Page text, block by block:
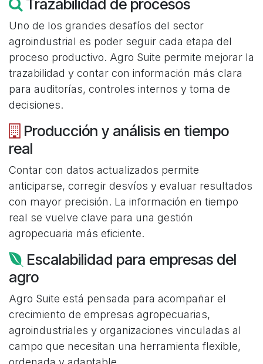
Trazabilidad de procesos
Uno de los grandes desafíos del sector
agroindustrial es poder seguir cada etapa del
proceso productivo. Agro Suite permite mejorar la
trazabilidad y contar con información más clara
para auditorías, controles internos y toma de
decisiones.
Producción y análisis en tiempo
real
Contar con datos actualizados permite
anticiparse, corregir desvíos y evaluar resultados
con mayor precisión. La información en tiempo
real se vuelve clave para una gestión
agropecuaria más eficiente.
Escalabilidad para empresas del
agro
Agro Suite está pensada para acompañar el
crecimiento de empresas agropecuarias,
agroindustriales y organizaciones vinculadas al
campo que necesitan una herramienta flexible,